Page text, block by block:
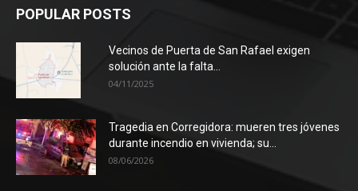
POPULAR POSTS
Vecinos de Puerta de San Rafael exigen
solución ante la falta...
04/11/2025
Tragedia en Corregidora: mueren tres jóvenes
durante incendio en vivienda; su...
08/06/2026